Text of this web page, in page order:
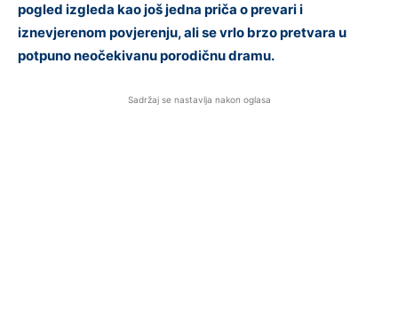
pogled izgleda kao još jedna priča o prevari i
iznevjerenom povjerenju, ali se vrlo brzo pretvara u
potpuno neočekivanu porodičnu dramu.
Sadržaj se nastavlja nakon oglasa